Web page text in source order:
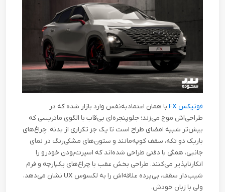
فونیکس FX با همان اعتمادبه‌نفس وارد بازار شده که در
طراحی‌اش موج می‌زند؛ جلوپنجره‌ای بی‌قاب با الگوی ماتریسی که
بیش‌تر شبیه امضای طراح است تا یک جز تکراری از بدنه. چراغ‌های
باریک دو تکه، سقف کوپه‌مانند و ستون‌های مشکی‌رنگ در نمای
جانبی، همگی با دقتی طراحی شده‌اند که اسپرت‌بودن خودرو را
انکارناپذیر می‌کنند. طراحی بخش عقب با چراغ‌های یکپارچه و فرم
شیب‌دار سقف، بی‌پرده علاقه‌اش را به لکسوس UX نشان می‌دهد،
ولی با زبان خودش.